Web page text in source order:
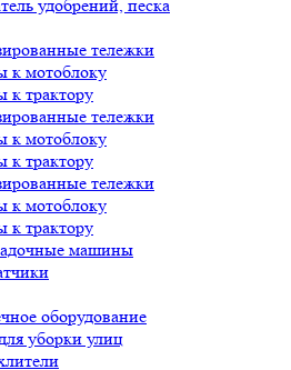
удобрений, песка
тележки
к мотоблоку
к трактору
тележки
к мотоблоку
к трактору
тележки
к мотоблоку
к трактору
машины
оборудование
уборки улиц